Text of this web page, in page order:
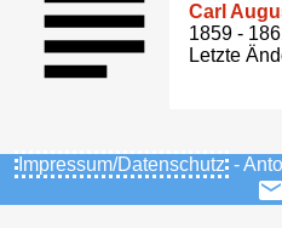
Carl
1859 -
Letzte
Impressum/Datenschutz -